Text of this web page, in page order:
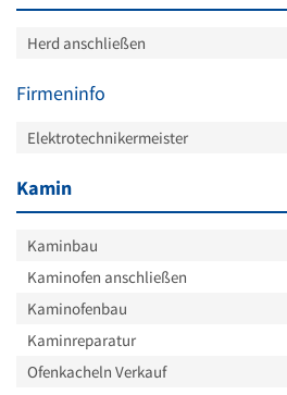
Herd anschließen
Firmeninfo
Elektrotechnikermeister
Kamin
Kaminbau
Kaminofen anschließen
Kaminofenbau
Kaminreparatur
Ofenkacheln Verkauf